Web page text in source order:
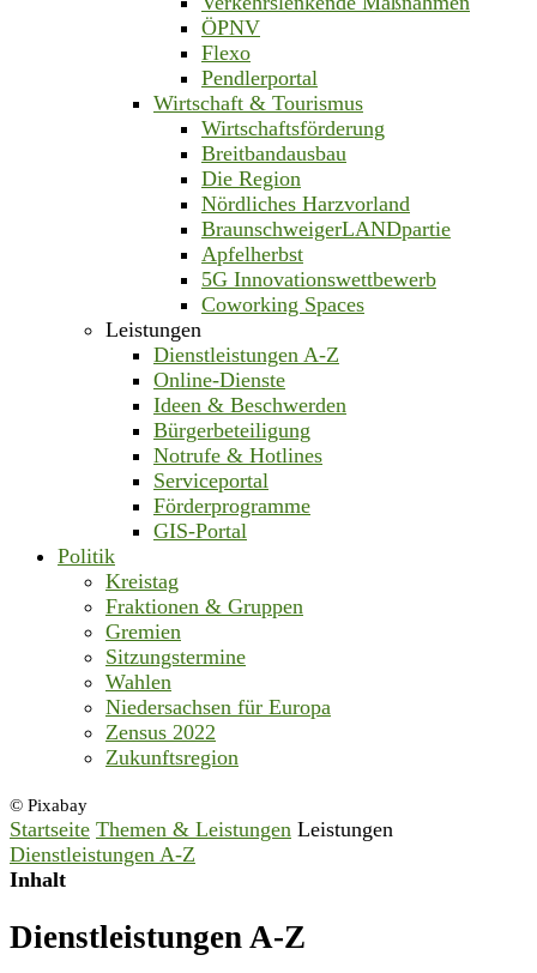
ÖPNV
Flexo
Pendlerportal
Wirtschaft & Tourismus
Wirtschaftsförderung
Breitbandausbau
Die Region
Nördliches Harzvorland
BraunschweigerLANDpartie
Apfelherbst
5G Innovationswettbewerb
Coworking Spaces
Leistungen
Dienstleistungen A-Z
Online-Dienste
Ideen & Beschwerden
Bürgerbeteiligung
Notrufe & Hotlines
Serviceportal
Förderprogramme
GIS-Portal
Politik
Kreistag
Fraktionen & Gruppen
Gremien
Sitzungstermine
Wahlen
Niedersachsen für Europa
Zensus 2022
Zukunftsregion
© Pixabay
Startseite Themen & Leistungen Leistungen
Dienstleistungen A-Z
Inhalt
Dienstleistungen A-Z